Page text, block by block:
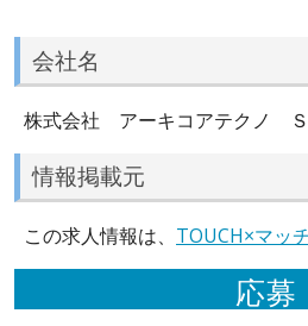
会社名
株式会社 アーキコアテクノ
情報掲載元
この求人情報は、 TOUCH×マッ
応募